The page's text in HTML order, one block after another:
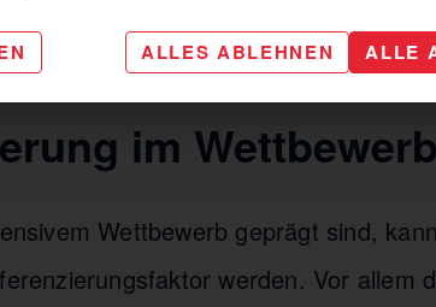
Transparentes
übernimmt und bereit ist,
im
Wettbewerb geprägt sind,
werden. Vor allem
ALLES ABLEHNEN ALLE